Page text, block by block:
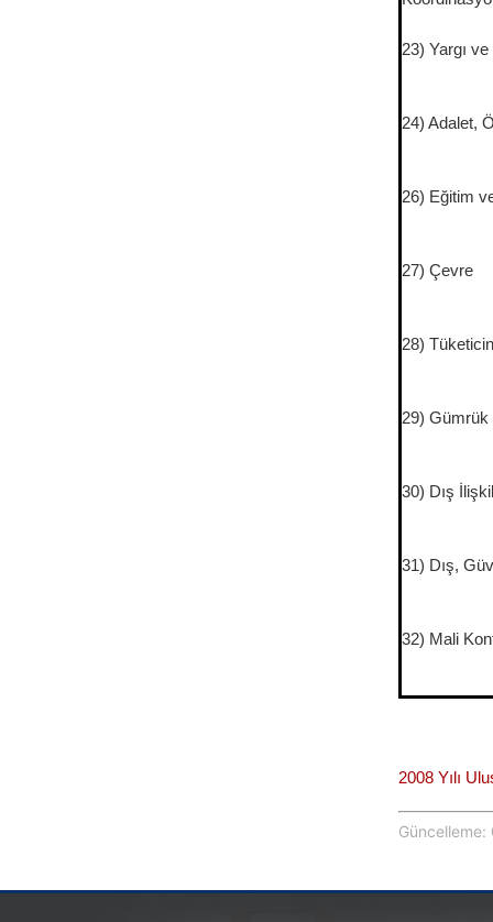
23) Yargı
24) Adalet,
26) Eğitim
27) Çevre
28)
29) Gümrük
30) Dış
31) Dış,
32) Mali
2008 Yılı